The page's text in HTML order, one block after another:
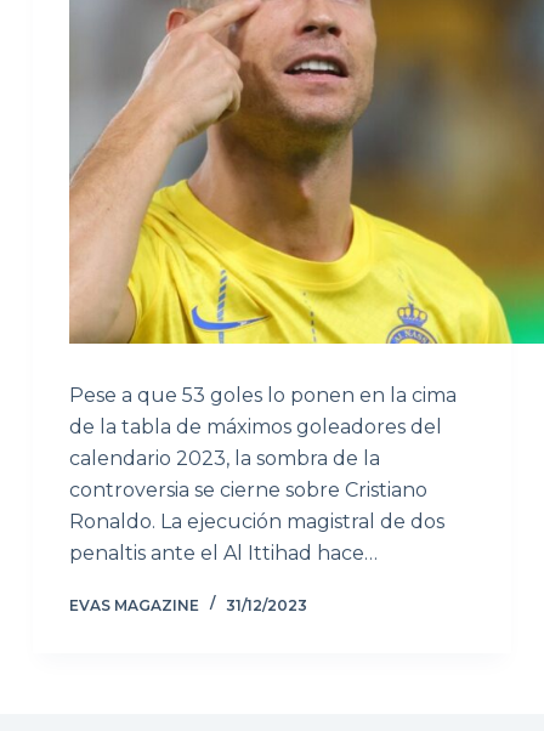
Pese a que 53 goles lo ponen en la cima
de la tabla de máximos goleadores del
calendario 2023, la sombra de la
controversia se cierne sobre Cristiano
Ronaldo. La ejecución magistral de dos
penaltis ante el Al Ittihad hace…
EVAS MAGAZINE 31/12/2023